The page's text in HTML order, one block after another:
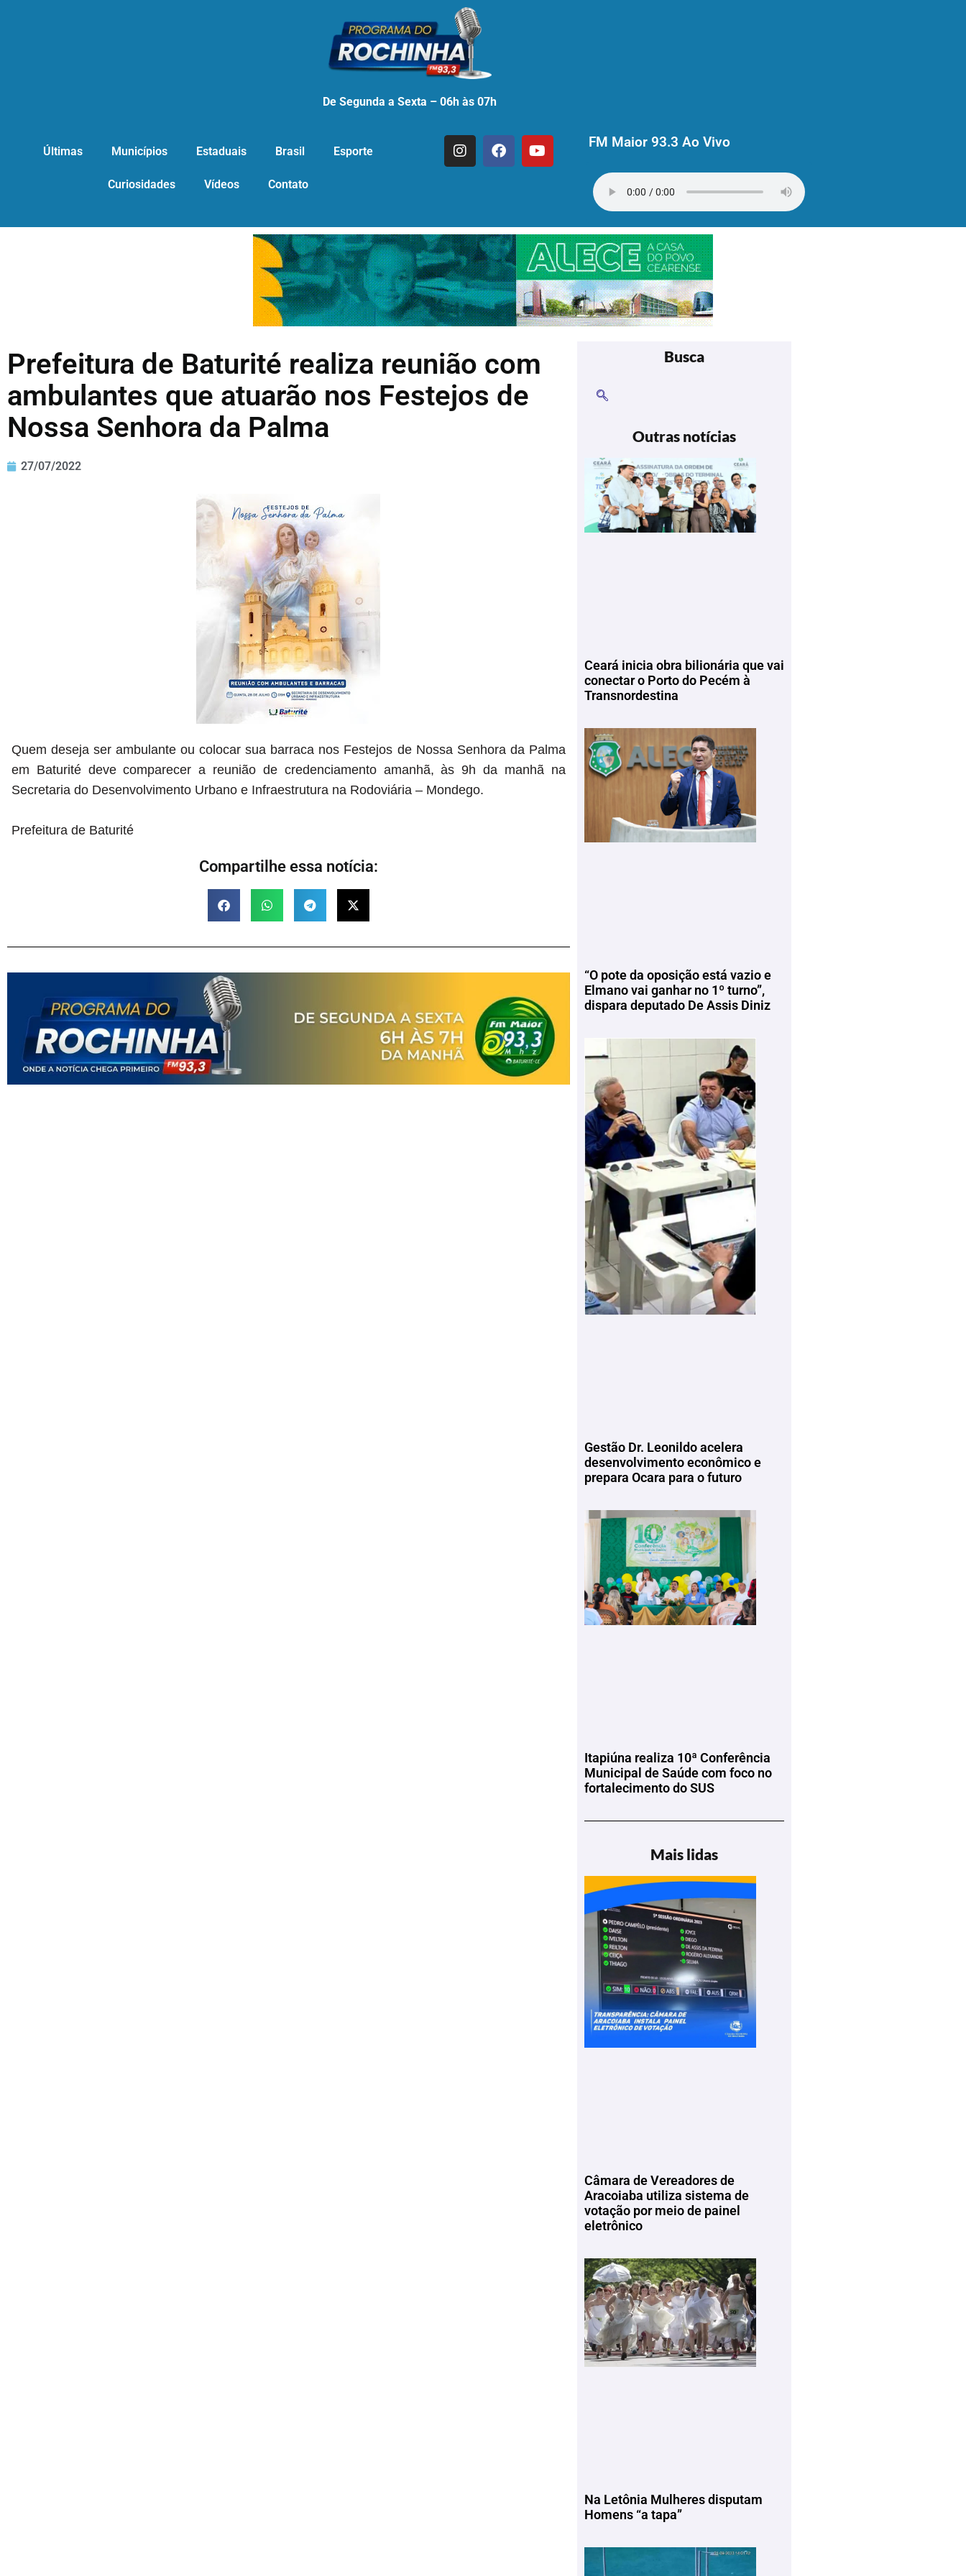
De Segunda a Sexta – 06h às 07h
Últimas Municípios Estaduais Brasil Esporte
Curiosidades Vídeos Contato
FM Maior 93.3 Ao Vivo
Prefeitura de Baturité realiza reunião com
ambulantes que atuarão nos Festejos de
Nossa Senhora da Palma
27/07/2022
Quem deseja ser ambulante ou colocar sua barraca nos Festejos de Nossa Senhora da Palma
em Baturité deve comparecer a reunião de credenciamento amanhã, às 9h da manhã na
Secretaria do Desenvolvimento Urbano e Infraestrutura na Rodoviária – Mondego.
Prefeitura de Baturité
Compartilhe essa notícia:
Busca
Outras notícias
Ceará inicia obra bilionária que vai
conectar o Porto do Pecém à
Transnordestina
“O pote da oposição está vazio e
Elmano vai ganhar no 1º turno”,
dispara deputado De Assis Diniz
Gestão Dr. Leonildo acelera
desenvolvimento econômico e
prepara Ocara para o futuro
Itapiúna realiza 10ª Conferência
Municipal de Saúde com foco no
fortalecimento do SUS
Mais lidas
Câmara de Vereadores de
Aracoiaba utiliza sistema de
votação por meio de painel
eletrônico
Na Letônia Mulheres disputam
Homens “a tapa”